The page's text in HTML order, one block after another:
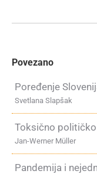
Povezano
Poređenje
Svetlana Slapšak
Toksično
Jan-Werner Müller
Pandemija i